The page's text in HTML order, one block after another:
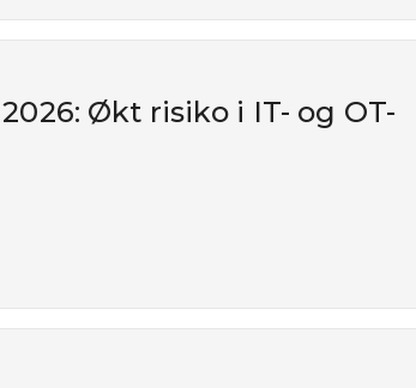
Økt risiko i IT- og OT-